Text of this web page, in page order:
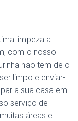
limpeza a
com o nosso
não tem de o
limpo e enviar-
a sua casa em
serviço de
áreas e